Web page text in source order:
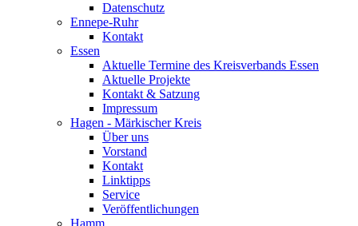
Datenschutz
Ennepe-Ruhr
Kontakt
Essen
Aktuelle Termine des Kreisverbands Essen
Aktuelle Projekte
Kontakt & Satzung
Impressum
Hagen - Märkischer Kreis
Über uns
Vorstand
Kontakt
Linktipps
Service
Veröffentlichungen
Hamm